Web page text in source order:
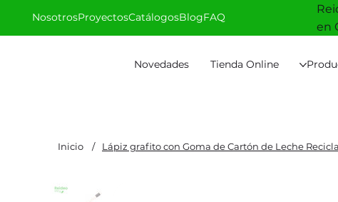
Novedades Tienda Online
NosotrosProyectosCatálogosBlogFAQ
en
Inicio / Lápiz grafito con Goma de Cartón de Leche